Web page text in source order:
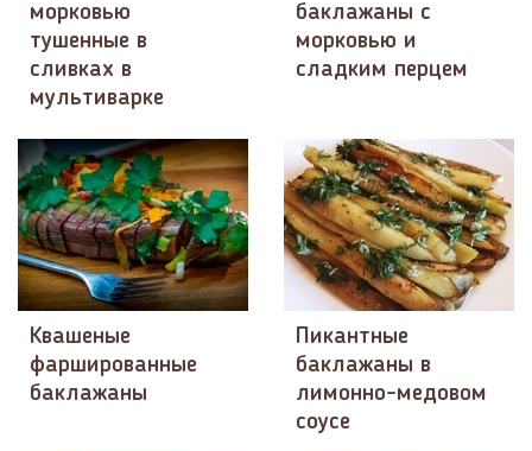
морковью
тушенные в
сливках в
мультиварке
баклажаны с
морковью и
сладким перцем
Квашеные
фаршированные
баклажаны
Пикантные
баклажаны в
лимонно-медовом
соусе